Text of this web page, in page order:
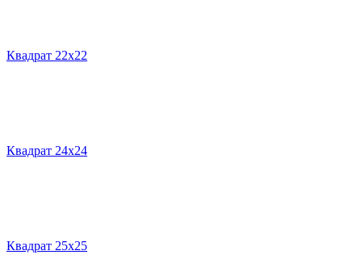
Квадрат 22х22
Квадрат 24х24
Квадрат 25х25